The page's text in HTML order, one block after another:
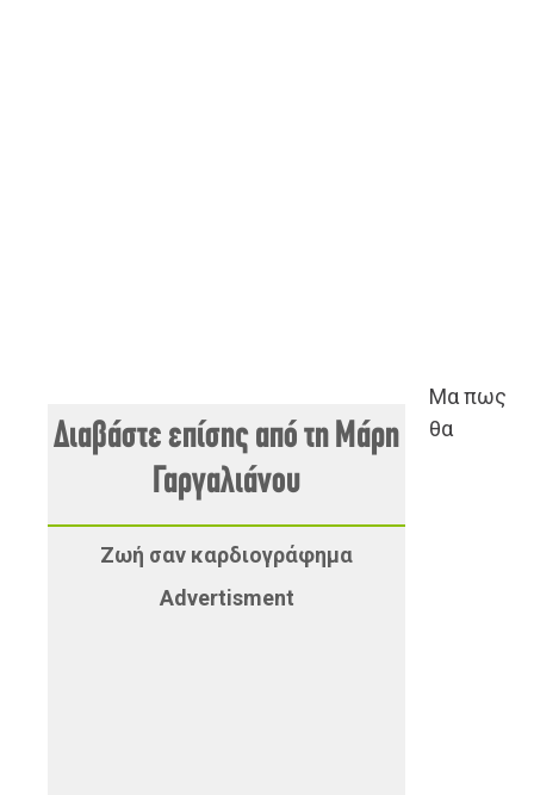
Διαβάστε επίσης από τη Μάρη
Γαργαλιάνου
Ζωή σαν καρδιογράφημα
Advertisment
Μα πως
θα